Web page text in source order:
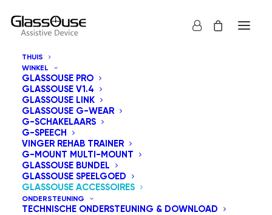
THUIS
WINKEL
GLASSOUSE PRO
GLASSOUSE V1.4
GLASSOUSE LINK
GLASSOUSE G-WEAR
G-SCHAKELAARS
G-SPEECH
VINGER REHAB TRAINER
G-MOUNT MULTI-MOUNT
GLASSOUSE BUNDEL
GLASSOUSE SPEELGOED
GLASSOUSE ACCESSOIRES
ONDERSTEUNING
TECHNISCHE ONDERSTEUNING & DOWNLOAD